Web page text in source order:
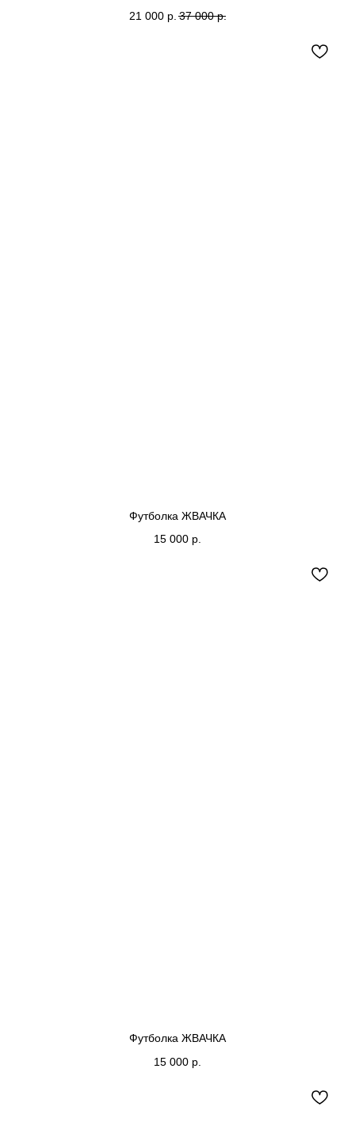
21 000 р. 37 000 р.
Футболка ЖВАЧКА
15 000 р.
Футболка ЖВАЧКА
15 000 р.